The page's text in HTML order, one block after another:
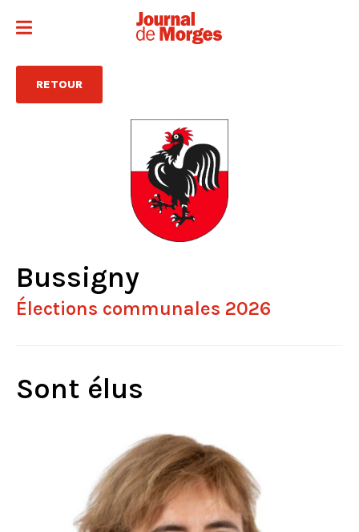
RETOUR
Bussigny
Élections communales 2026
Sont élus